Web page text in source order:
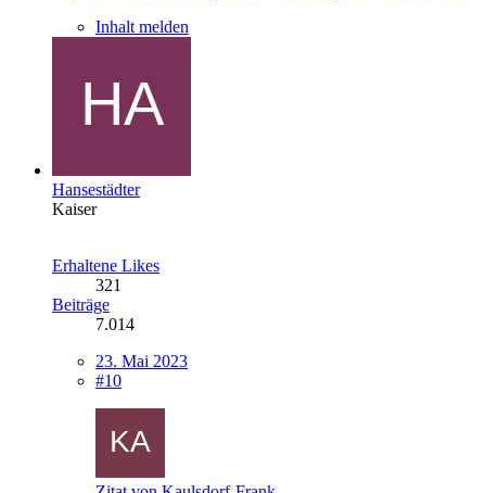
Inhalt melden
Hansestädter
Kaiser
Erhaltene Likes
321
Beiträge
7.014
23. Mai 2023
#10